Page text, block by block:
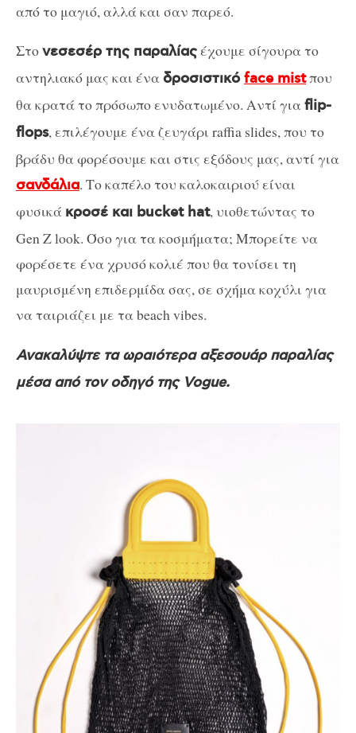
από το μαγιό, αλλά και σαν παρεό.
Στονεσεσέρ της παραλίαςέχουμε σίγουρα το
αντηλιακό μας και έναδροσιστικόface mistπου
θα κρατά το πρόσωπο ενυδατωμένο. Αντί γιαflip-
flops, επιλέγουμε ένα ζευγάρι raffia slides, που το
βράδυ θα φορέσουμε και στις εξόδους μας, αντί για
σανδάλια. Το καπέλο του καλοκαιριού είναι
φυσικά κροσέ και bucket hat, υιοθετώντας το
Gen Z look. Όσο για τα κοσμήματα; Μπορείτε να
φορέσετε ένα χρυσό κολιέ που θα τονίσει τη
μαυρισμένη επιδερμίδα σας, σε σχήμα κοχύλι για
να ταιριάζει με τα beach vibes.
Ανακαλύψτε τα ωραιότερα αξεσουάρ παραλίας
μέσα από τον οδηγό της Vogue.